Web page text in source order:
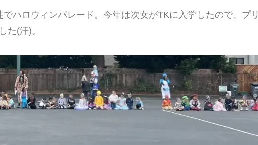
でハロウィンパレード。今年は次女がTKに入学したので、プ
た(汗)。